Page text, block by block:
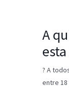
A
? A
entre 18